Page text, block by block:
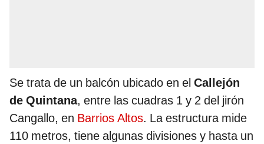
Se trata de un balcón ubicado en el Callejón
de Quintana, entre las cuadras 1 y 2 del jirón
Cangallo, en Barrios Altos. La estructura mide
110 metros, tiene algunas divisiones y hasta un